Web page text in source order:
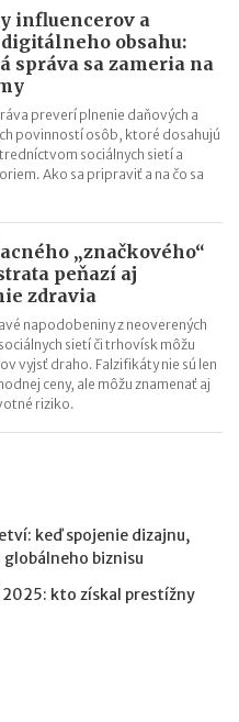
influencerov a
obsahu:
správa sa zameria na
preverí plnenie daňových a
povinností osôb, ktoré dosahujú
sociálnych sietí a
Ako sa pripraviť a na čo sa
„značkového“
peňazí aj
zdravia
napodobeniny z neoverených
sietí či trhovísk môžu
vyjsť draho. Falzifikáty nie sú len
ceny, ale môžu znamenať aj
riziko.
keď spojenie dizajnu,
biznisu
kto získal prestížny